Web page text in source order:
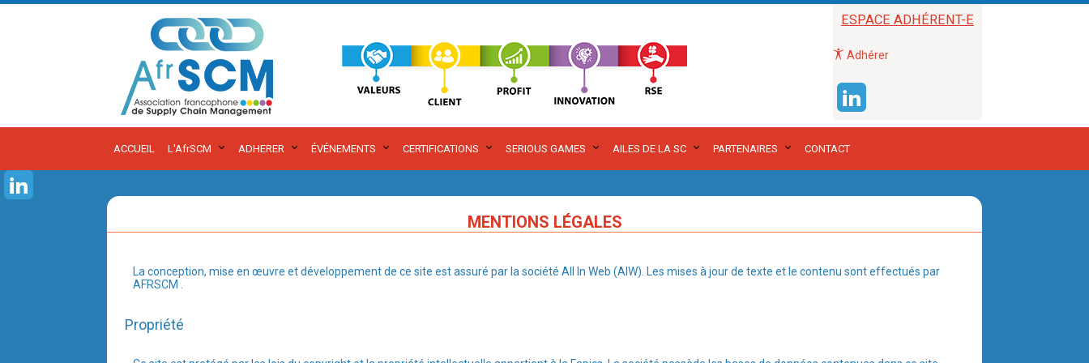
ESPACE ADHÉRENT-E
Adhérer
ACCUEIL L'AfrSCM ADHERER ÉVÉNEMENTS CERTIFICATIONS SERIOUS GAMES AILES DE LA SC PARTENAIRES CONTACT
MENTIONS LÉGALES
La conception, mise en œuvre et développement de ce site est assuré par la société All In Web (AIW). Les mises à jour de texte et le contenu sont effectués par
AFRSCM .
Propriété